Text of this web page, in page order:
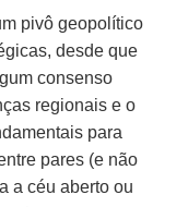
pivô geopolítico
desde que
consenso
regionais e o
para
pares (e não
a céu aberto ou